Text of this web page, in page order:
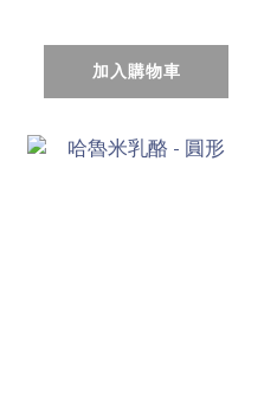
加入購物車